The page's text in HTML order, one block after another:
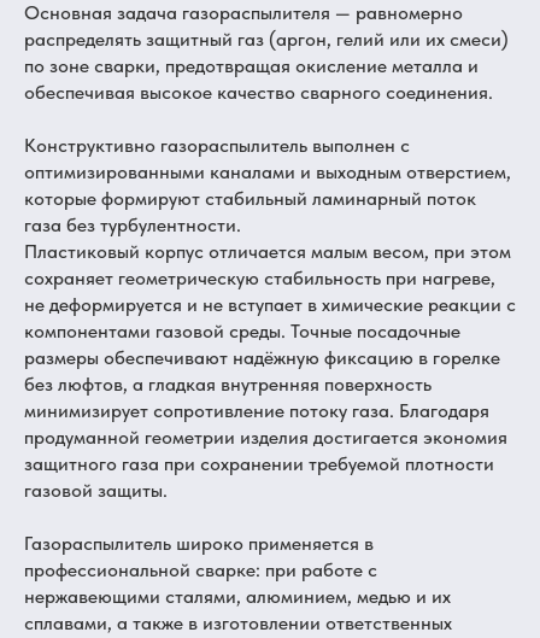
Основная задача газораспылителя — равномерно
распределять защитный газ (аргон, гелий или их смеси)
по зоне сварки, предотвращая окисление металла и
обеспечивая высокое качество сварного соединения.
Конструктивно газораспылитель выполнен с
оптимизированными каналами и выходным отверстием,
которые формируют стабильный ламинарный поток
газа без турбулентности.
Пластиковый корпус отличается малым весом, при этом
сохраняет геометрическую стабильность при нагреве,
не деформируется и не вступает в химические реакции с
компонентами газовой среды. Точные посадочные
размеры обеспечивают надёжную фиксацию в горелке
без люфтов, а гладкая внутренняя поверхность
минимизирует сопротивление потоку газа. Благодаря
продуманной геометрии изделия достигается экономия
защитного газа при сохранении требуемой плотности
газовой защиты.
Газораспылитель широко применяется в
профессиональной сварке: при работе с
нержавеющими сталями, алюминием, медью и их
сплавами, а также в изготовлении ответственных